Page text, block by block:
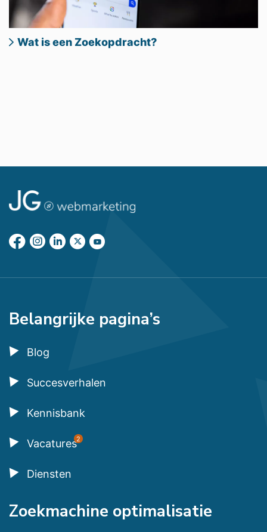
Wat is een Zoekopdracht?
Belangrijke pagina’s
Blog
Succesverhalen
Kennisbank
Vacatures2
Diensten
Zoekmachine optimalisatie